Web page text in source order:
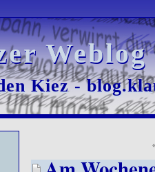
Kiez -
Kiez -